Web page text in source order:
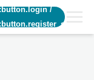
/